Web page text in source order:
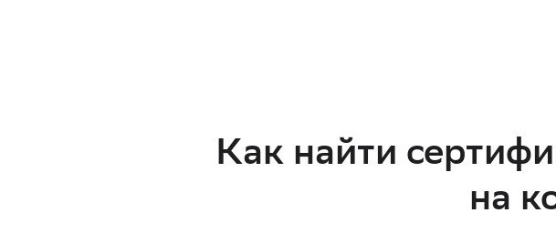
Как найти
на